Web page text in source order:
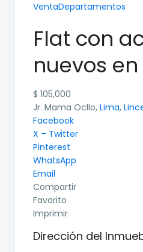
VentaDepartamentos
Flat con
nuevos en
$ 105,000
Jr. Mama Ocllo,Lima,
Facebook
X – Twitter
Pinterest
WhatsApp
Email
Compartir
Favorito
Imprimir
Dirección del